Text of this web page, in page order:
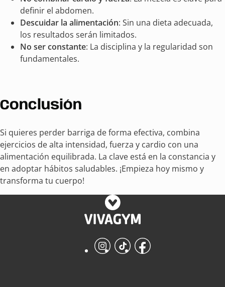
definir el abdomen.
Descuidar la alimentación: Sin una dieta adecuada,
los resultados serán limitados.
No ser constante: La disciplina y la regularidad son
fundamentales.
Conclusión
Si quieres perder barriga de forma efectiva, combina
ejercicios de alta intensidad, fuerza y cardio con una
alimentación equilibrada. La clave está en la constancia y
en adoptar hábitos saludables. ¡Empieza hoy mismo y
transforma tu cuerpo!
Instagram
TikTokFacebook